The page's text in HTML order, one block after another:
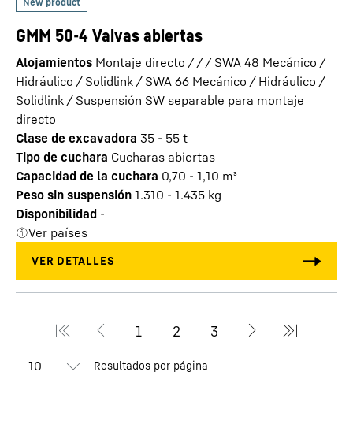
GMM 50-4 Valvas abiertas
Alojamientos Montaje directo / / / SWA 48 Mecánico /
Hidráulico / Solidlink / SWA 66 Mecánico / Hidráulico /
Solidlink / Suspensión SW separable para montaje
directo
Clase de excavadora 35 - 55 t
Tipo de cuchara Cucharas abiertas
Capacidad de la cuchara 0,70 - 1,10 m³
Peso sin suspensión 1.310 - 1.435 kg
Disponibilidad -
Ver países
Resultados por página